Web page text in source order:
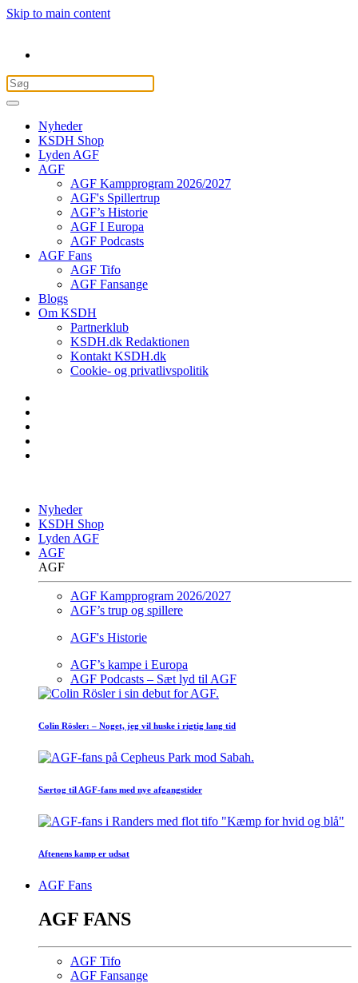
Skip to main content
Nyheder
KSDH Shop
Lyden AGF
AGF
AGF Kampprogram 2026/2027
AGF's Spillertrup
AGF’s Historie
AGF I Europa
AGF Podcasts
AGF Fans
AGF Tifo
AGF Fansange
Blogs
Om KSDH
Partnerklub
KSDH.dk Redaktionen
Kontakt KSDH.dk
Cookie- og privatlivspolitik
Nyheder
KSDH Shop
Lyden AGF
AGF
AGF
AGF Kampprogram 2026/2027
AGF’s trup og spillere
AGF's Historie
AGF’s kampe i Europa
AGF Podcasts – Sæt lyd til AGF
Colin Rösler: – Noget, jeg vil huske i rigtig lang tid
Særtog til AGF-fans med nye afgangstider
Aftenens kamp er udsat
AGF Fans
AGF FANS
AGF Tifo
AGF Fansange